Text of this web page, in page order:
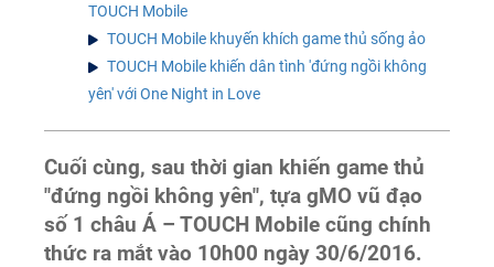
TOUCH Mobile
TOUCH Mobile khuyến khích game thủ sống ảo
TOUCH Mobile khiến dân tình 'đứng ngồi không
yên' với One Night in Love
Cuối cùng, sau thời gian khiến game thủ
"đứng ngồi không yên", tựa gMO vũ đạo
số 1 châu Á – TOUCH Mobile cũng chính
thức ra mắt vào 10h00 ngày 30/6/2016.